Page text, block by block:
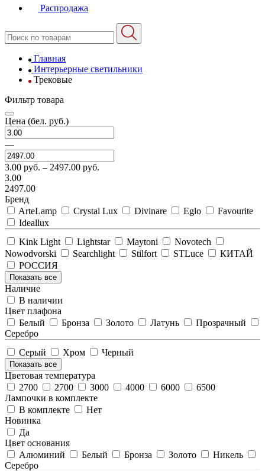
Распродажа
Главная
Интерьерные светильники
Трековые
Фильтр товара
Цена (бел. руб.)
—
3.00 руб. – 2497.00 руб.
3.00
2497.00
Бренд
ArteLamp
Crystal Lux Divinare Eglo
Favourite
Ideallux
Kink Light
Lightstar Maytoni
Novotech
Nowodvorski
Searchlight Stilfort STLuce
КИТАЙ
РОССИЯ
Показать все
Наличие
В наличии
Цвет плафона
Белый
Бронза Золото Латунь
Прозрачный
Серебро
Серый
Хром Черный
Показать все
Цветовая температура
2700
2700 3000 4000 6000
6500
Лампочки в комплекте
В комплекте
Нет
Новинка
Да
Цвет основания
Алюминий
Белый Бронза Золото
Никель
Серебро